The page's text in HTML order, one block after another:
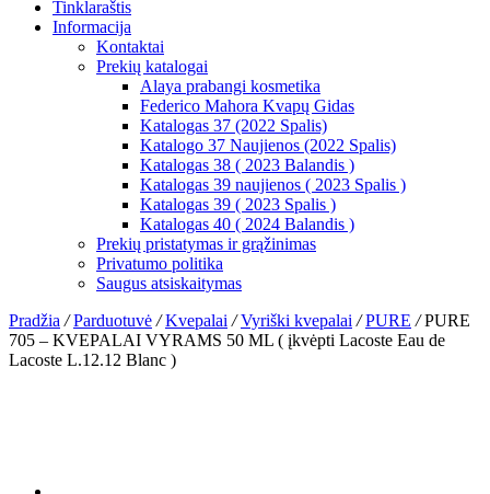
Tinklaraštis
Informacija
Kontaktai
Prekių katalogai
Alaya prabangi kosmetika
Federico Mahora Kvapų Gidas
Katalogas 37 (2022 Spalis)
Katalogo 37 Naujienos (2022 Spalis)
Katalogas 38 ( 2023 Balandis )
Katalogas 39 naujienos ( 2023 Spalis )
Katalogas 39 ( 2023 Spalis )
Katalogas 40 ( 2024 Balandis )
Prekių pristatymas ir grąžinimas
Privatumo politika
Saugus atsiskaitymas
Pradžia / Parduotuvė / Kvepalai / Vyriški kvepalai / PURE /PURE
705 – KVEPALAI VYRAMS 50 ML ( įkvėpti Lacoste Eau de
Lacoste L.12.12 Blanc )